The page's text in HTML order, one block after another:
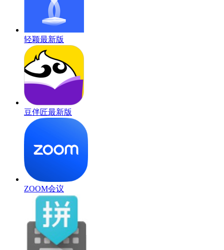
轻颖最新版
豆伴匠最新版
ZOOM会议